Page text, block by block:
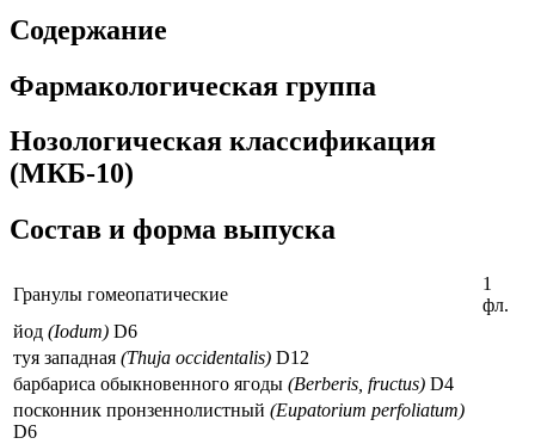
Содержание
Фармакологическая группа
Нозологическая классификация
(МКБ-10)
Состав и форма выпуска
Гранулы гомеопатические
1
фл.
йод (Iodum) D6
туя западная (Thuja occidentalis) D12
барбариса обыкновенного ягоды (Berberis, fructus) D4
посконник пронзеннолистный (Eupatorium perfoliatum)
D6